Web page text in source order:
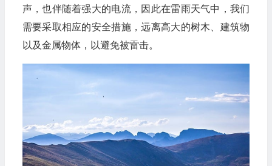
声，也伴随着强大的电流，因此在雷雨天气中，我们
需要采取相应的安全措施，远离高大的树木、建筑物
以及金属物体，以避免被雷击。